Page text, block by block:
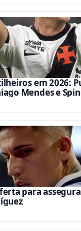
em 2026:
Mendes e
gols
para